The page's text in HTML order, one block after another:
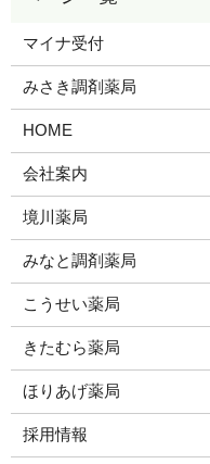
マイナ受付
みさき調剤薬局
HOME
会社案内
境川薬局
みなと調剤薬局
こうせい薬局
きたむら薬局
ほりあげ薬局
採用情報